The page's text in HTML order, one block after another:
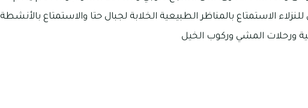
الاستمتاع بالمناظر الطبيعية الخلابة لجبال حتا والاستمتاع بالأنشطة
ورحلات المشي وركوب الخيل